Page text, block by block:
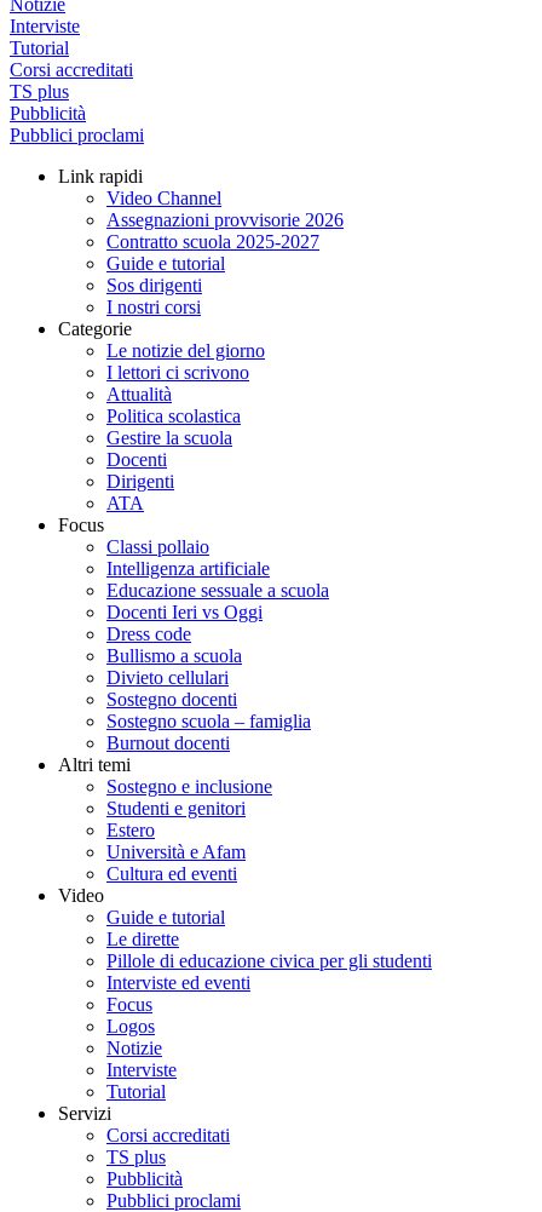
Notizie
Interviste
Tutorial
Corsi accreditati
TS plus
Pubblicità
Pubblici proclami
Link rapidi
Video Channel
Assegnazioni provvisorie 2026
Contratto scuola 2025-2027
Guide e tutorial
Sos dirigenti
I nostri corsi
Categorie
Le notizie del giorno
I lettori ci scrivono
Attualità
Politica scolastica
Gestire la scuola
Docenti
Dirigenti
ATA
Focus
Classi pollaio
Intelligenza artificiale
Educazione sessuale a scuola
Docenti Ieri vs Oggi
Dress code
Bullismo a scuola
Divieto cellulari
Sostegno docenti
Sostegno scuola – famiglia
Burnout docenti
Altri temi
Sostegno e inclusione
Studenti e genitori
Estero
Università e Afam
Cultura ed eventi
Video
Guide e tutorial
Le dirette
Pillole di educazione civica per gli studenti
Interviste ed eventi
Focus
Logos
Notizie
Interviste
Tutorial
Servizi
Corsi accreditati
TS plus
Pubblicità
Pubblici proclami